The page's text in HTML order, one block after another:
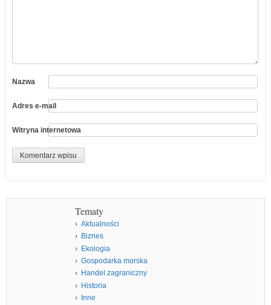
Nazwa
Adres e-mail
Witryna internetowa
Tematy
Aktualności
Biznes
Ekologia
Gospodarka morska
Handel zagraniczny
Historia
Inne